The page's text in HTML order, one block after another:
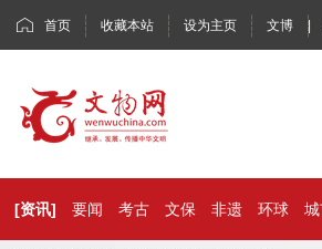
首页 收藏本站 设为主页 文博 |
[资讯] 要闻 考古 文保 非遗 环球